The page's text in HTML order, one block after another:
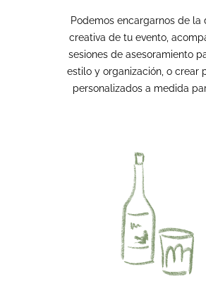
Podemos encargarnos de la
creativa de tu evento,
sesiones de asesoramiento
estilo y organización, o crear
personalizados a medida